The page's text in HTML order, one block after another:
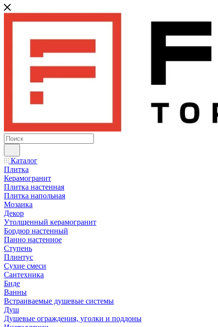
Каталог
Плитка
Керамогранит
Плитка настенная
Плитка напольная
Мозаика
Декор
Утолщенный керамогранит
Бордюр настенный
Панно настенное
Ступень
Плинтус
Сухие смеси
Сантехника
Биде
Ванны
Встраиваемые душевые системы
Душ
Душевые ограждения, уголки и поддоны